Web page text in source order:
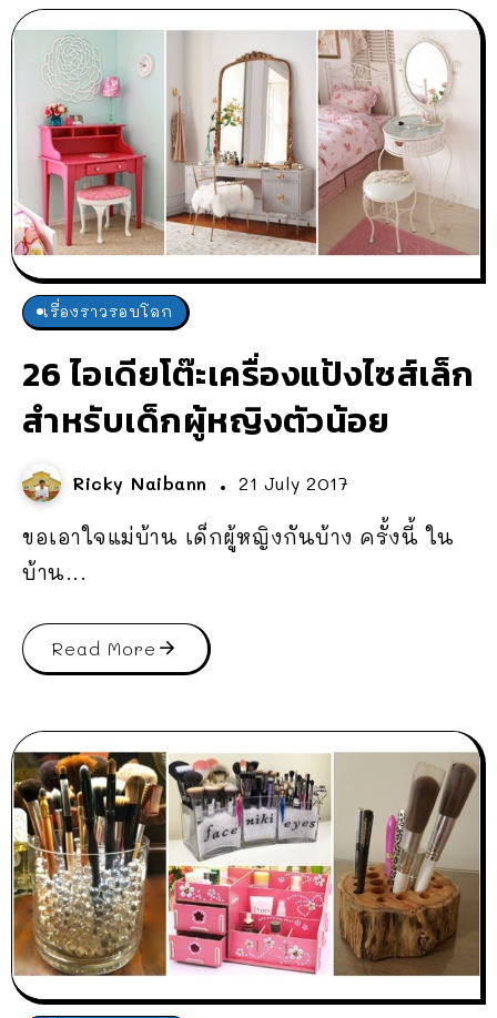
เรื่องราวรอบโลก
26 ไอเดียโต๊ะเครื่องแป้งไซส์เล็ก
สำหรับเด็กผู้หญิงตัวน้อย
Ricky Naibann 21 July 2017
ขอเอาใจแม่บ้าน เด็กผู้หญิงกันบ้าง ครั้งนี้ ใน
บ้าน...
Read More